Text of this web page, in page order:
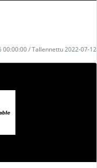
00:00:00 / Tallennettu 2022-07-12